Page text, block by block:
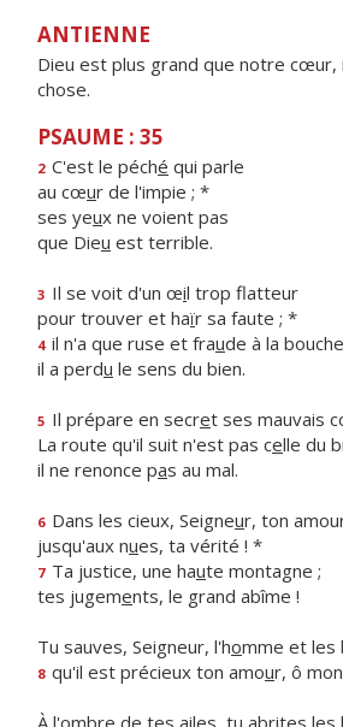
ANTIENNE
Dieu est plus grand que notre cœur,
chose.
PSAUME : 35
2 C'est le péché qui parle
au cœur de l'impie ; *
ses yeux ne voient pas
que Dieu est terrible.
3 Il se voit d'un œil trop flatteur
pour trouver et haïr sa faute ; *
4 il n'a que ruse et fraude à la
il a perdu le sens du bien.
5 Il prépare en secret ses mauvais
La route qu'il suit n'est pas celle du
il ne renonce pas au mal.
6 Dans les cieux, Seigneur, ton
jusqu'aux nues, ta vérité ! *
7 Ta justice, une haute montagne ;
tes jugements, le grand abîme !
Tu sauves, Seigneur, l'homme et les
8 qu'il est précieux ton amour, ô
À l'ombre de tes ailes, tu abrites les